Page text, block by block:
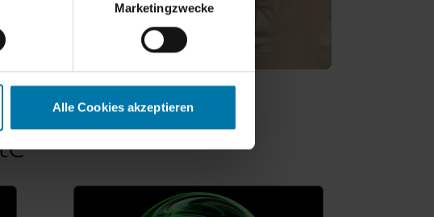
Marketingzwecke
Alle Cookies akzeptieren